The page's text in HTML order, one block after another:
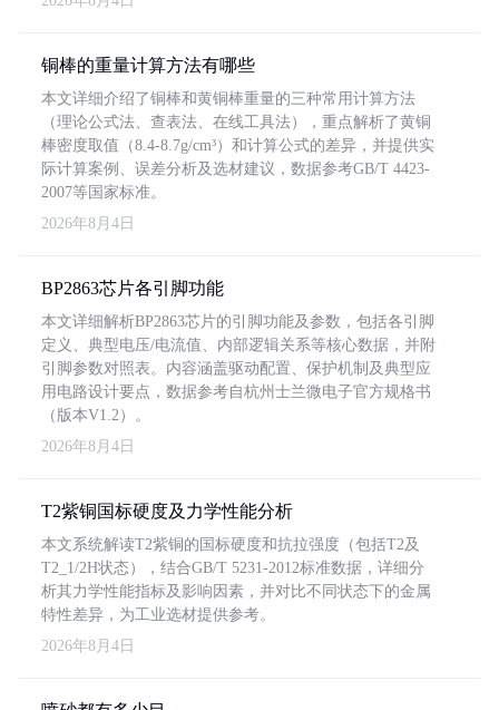
铜棒的重量计算方法有哪些
本文详细介绍了铜棒和黄铜棒重量的三种常用计算方法
（理论公式法、查表法、在线工具法），重点解析了黄铜
棒密度取值（8.4-8.7g/cm³）和计算公式的差异，并提供实
际计算案例、误差分析及选材建议，数据参考GB/T 4423-
2007等国家标准。
2026年8月4日
BP2863芯片各引脚功能
本文详细解析BP2863芯片的引脚功能及参数，包括各引脚
定义、典型电压/电流值、内部逻辑关系等核心数据，并附
引脚参数对照表。内容涵盖驱动配置、保护机制及典型应
用电路设计要点，数据参考自杭州士兰微电子官方规格书
（版本V1.2）。
2026年8月4日
T2紫铜国标硬度及力学性能分析
本文系统解读T2紫铜的国标硬度和抗拉强度（包括T2及
T2_1/2H状态），结合GB/T 5231-2012标准数据，详细分
析其力学性能指标及影响因素，并对比不同状态下的金属
特性差异，为工业选材提供参考。
2026年8月4日